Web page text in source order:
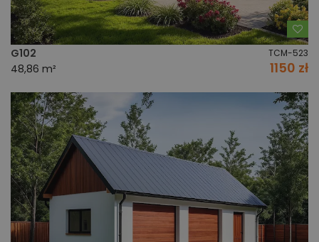
G102 TCM-523
48,86 m² 1150 zł